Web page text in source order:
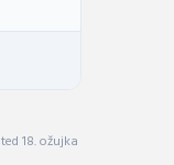
18. ožujka